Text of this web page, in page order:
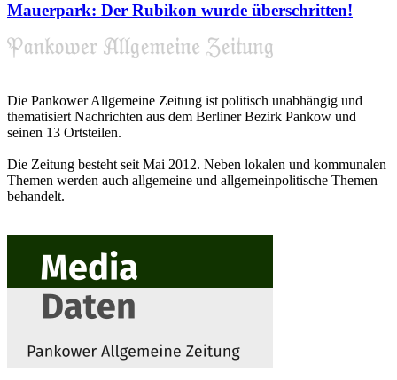
Mauerpark: Der Rubikon wurde überschritten!
Die Pankower Allgemeine Zeitung ist politisch unabhängig und
thematisiert Nachrichten aus dem Berliner Bezirk Pankow und
seinen 13 Ortsteilen.
Die Zeitung besteht seit Mai 2012. Neben lokalen und kommunalen
Themen werden auch allgemeine und allgemeinpolitische Themen
behandelt.